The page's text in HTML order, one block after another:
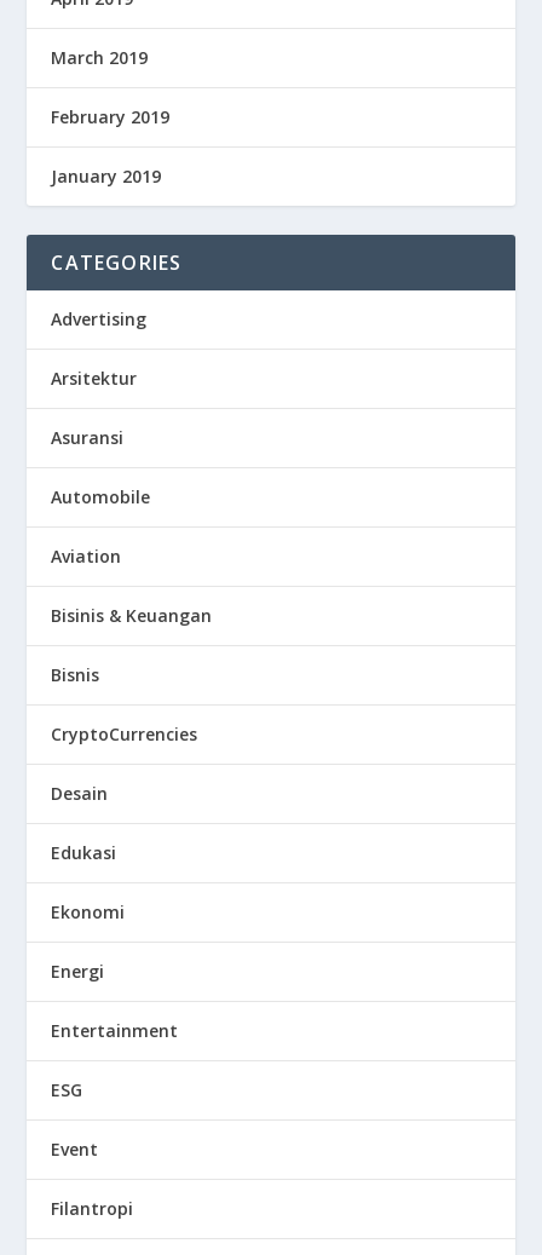
March 2019
February 2019
January 2019
CATEGORIES
Advertising
Arsitektur
Asuransi
Automobile
Aviation
Bisinis & Keuangan
Bisnis
CryptoCurrencies
Desain
Edukasi
Ekonomi
Energi
Entertainment
ESG
Event
Filantropi